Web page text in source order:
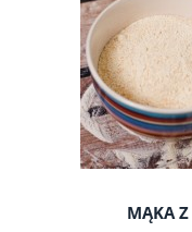
MĄKA